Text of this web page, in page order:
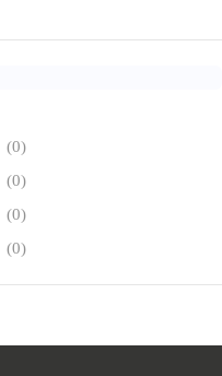
(0)
(0)
(0)
(0)